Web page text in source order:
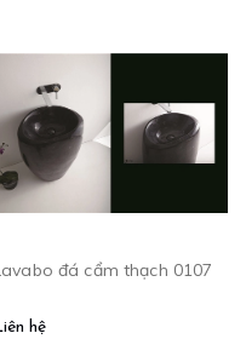
đá cẩm thạch 0107
hệ